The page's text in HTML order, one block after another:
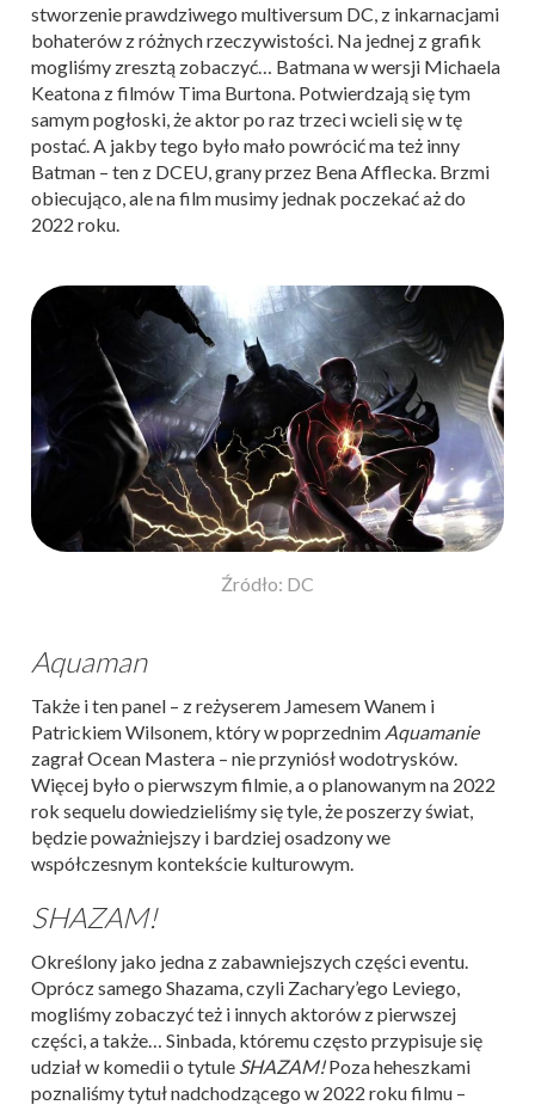
stworzenie prawdziwego multiversum DC, z inkarnacjami
bohaterów z różnych rzeczywistości. Na jednej z grafik
mogliśmy zresztą zobaczyć… Batmana w wersji Michaela
Keatona z filmów Tima Burtona. Potwierdzają się tym
samym pogłoski, że aktor po raz trzeci wcieli się w tę
postać. A jakby tego było mało powrócić ma też inny
Batman – ten z DCEU, grany przez Bena Afflecka. Brzmi
obiecująco, ale na film musimy jednak poczekać aż do
2022 roku.
Źródło: DC
Aquaman
Także i ten panel – z reżyserem Jamesem Wanem i
Patrickiem Wilsonem, który w poprzednim Aquamanie
zagrał Ocean Mastera – nie przyniósł wodotrysków.
Więcej było o pierwszym filmie, a o planowanym na 2022
rok sequelu dowiedzieliśmy się tyle, że poszerzy świat,
będzie poważniejszy i bardziej osadzony we
współczesnym kontekście kulturowym.
SHAZAM!
Określony jako jedna z zabawniejszych części eventu.
Oprócz samego Shazama, czyli Zachary’ego Leviego,
mogliśmy zobaczyć też i innych aktorów z pierwszej
części, a także… Sinbada, któremu często przypisuje się
udział w komedii o tytule SHAZAM!Poza heheszkami
poznaliśmy tytuł nadchodzącego w 2022 roku filmu –